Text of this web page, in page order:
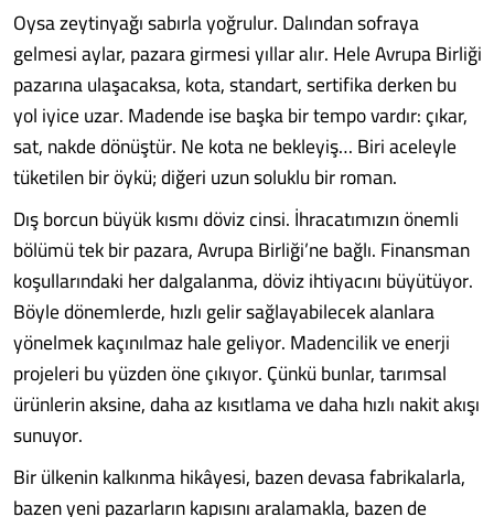
Oysa zeytinyağı sabırla yoğrulur. Dalın­dan sofraya
gelmesi aylar, pazara girme­si yıllar alır. Hele Avrupa Birliği
pazarına ulaşacaksa, kota, standart, sertifika derken bu
yol iyice uzar. Madende ise başka bir tempo vardır: çıkar,
sat, nakde dönüştür. Ne kota ne bekleyiş… Biri aceleyle
tüketi­len bir öykü; diğeri uzun soluklu bir roman.
Dış borcun büyük kısmı döviz cinsi. İh­racatımızın önemli
bölümü tek bir pazara, Avrupa Birliği’ne bağlı. Finansman
koşul­larındaki her dalgalanma, döviz ihtiyacını büyütüyor.
Böyle dönemlerde, hızlı gelir sağlayabilecek alanlara
yönelmek kaçınıl­maz hale geliyor. Madencilik ve enerji
pro­jeleri bu yüzden öne çıkıyor. Çünkü bunlar, tarımsal
ürünlerin aksine, daha az kısıtla­ma ve daha hızlı nakit akışı
sunuyor.
Bir ülkenin kalkınma hikâyesi, bazen devasa fabrikalarla,
bazen yeni pazarların kapısını aralamakla, bazen de